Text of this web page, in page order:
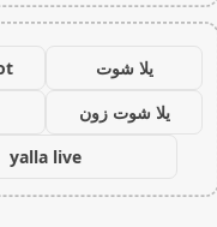
يلا شوت
يلا شوت زون
yalla live